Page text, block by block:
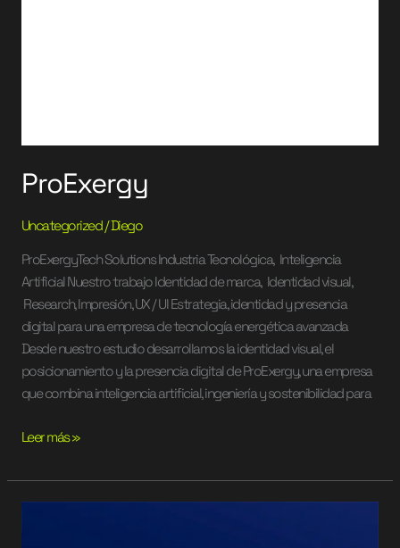
ProExergy
Uncategorized/Diego
ProExergyTech Solutions Industria Tecnológica, Inteligencia
Artificial Nuestro trabajo Identidad de marca, Identidad visual,
Research, Impresión, UX / UI Estrategia, identidad y presencia
digital para una empresa de tecnología energética avanzada
Desde nuestro estudio desarrollamos la identidad visual, el
posicionamiento y la presencia digital de ProExergy, una empresa
que combina inteligencia artificial, ingeniería y sostenibilidad para
Leer más »